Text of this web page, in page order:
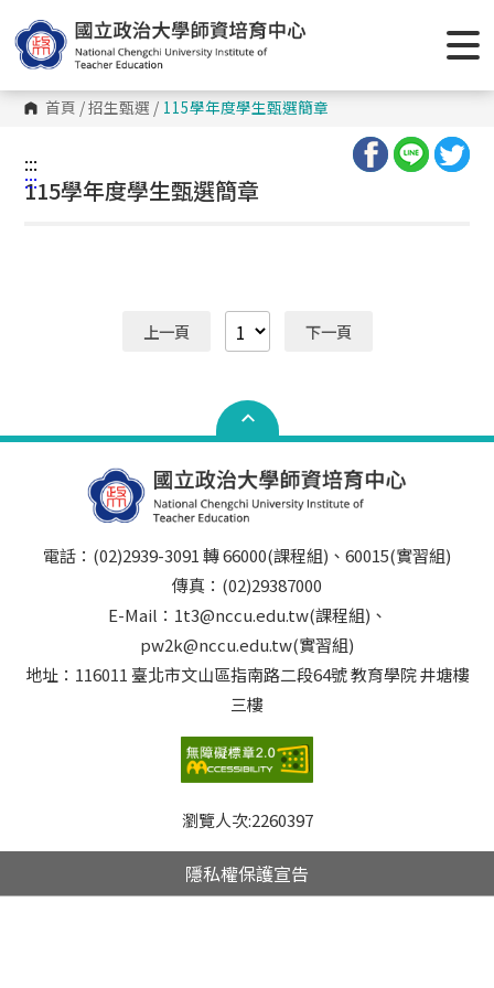
到
主
要
內
容
區 首頁 /招生甄選 / 115學年度學生甄選簡章
:::
:::
115學年度學生甄選簡章
上一頁 下一頁
電話：(02)2939-3091 轉 66000(課程組)、60015(實習組)
傳真：(02)29387000
E-Mail：1t3@nccu.edu.tw(課程組)、
pw2k@nccu.edu.tw(實習組)
地址：116011 臺北市文山區指南路二段64號 教育學院 井塘樓
三樓
瀏覽人次:2260397
隱私權保護宣告